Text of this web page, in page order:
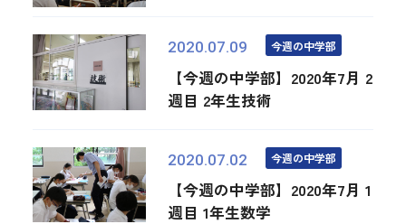
2020.07.09 今週の中学部
【今週の中学部】2020年7月 2
週目 2年生技術
2020.07.02 今週の中学部
【今週の中学部】2020年7月 1
週目 1年生数学